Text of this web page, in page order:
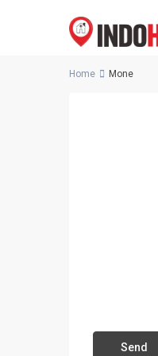
Home Mone
Send